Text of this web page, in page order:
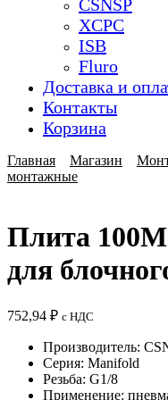
CSNSP
XCPC
ISB
Fluro
Доставка и
Контакты
Корзина
Главная Магазин
монтажные
Плита
для
752,94 ₽ с НДС
Производитель:
Серия: Manifold
Резьба: G1/8
Применение: